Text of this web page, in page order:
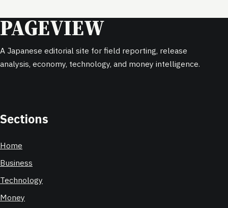
PAGEVIEW
A Japanese editorial site for field reporting, release
analysis, economy, technology, and money intelligence.
Sections
Home
Business
Technology
Money